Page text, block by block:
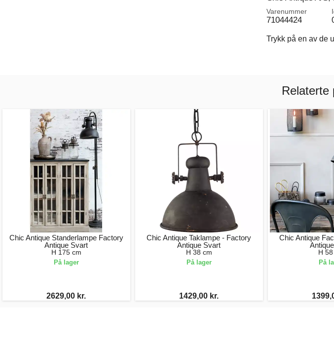
Varenummer
71044424
Trykk på en av de
Relaterte
Chic Antique Standerlampe Factory
Antique Svart
H 175 cm
På lager
2629,00 kr.
Chic Antique Taklampe - Factory
Antique Svart
H 38 cm
På lager
1429,00 kr.
Chic Antique
H
På